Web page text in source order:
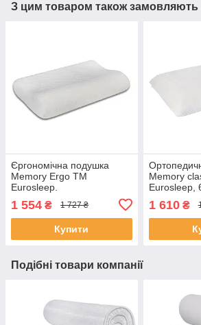
З цим товаром також замовляють
Єргономічна подушка
Memory Ergo TM
Eurosleep.
1 554 ₴ 1 727 ₴
Купити
Memory
Eurosleep,
1 610₴
Подібні товари компанії